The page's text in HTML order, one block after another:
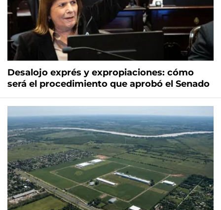
Desalojo exprés y expropiaciones: cómo
será el procedimiento que aprobó el Senado